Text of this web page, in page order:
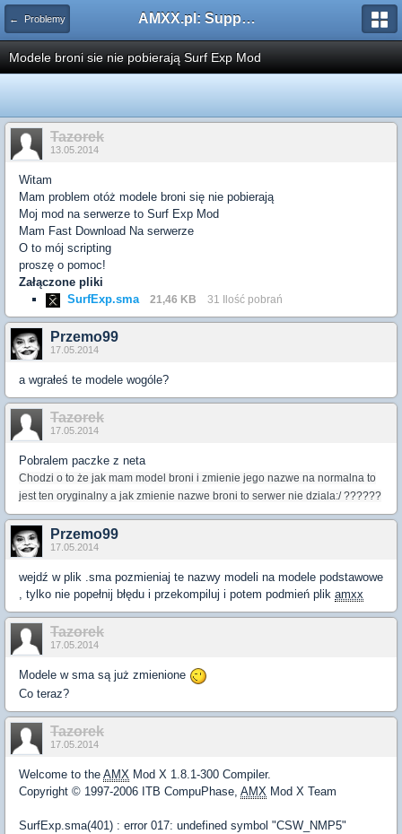
← Problemy AMXX.pl: Support AMX Mod X i SourceMod
Modele broni sie nie pobierają Surf Exp Mod
Tazorek
13.05.2014
Witam
Mam problem otóż modele broni się nie pobierają
Moj mod na serwerze to Surf Exp Mod
Mam Fast Download Na serwerze
O to mój scripting
proszę o pomoc!
Załączone pliki
SurfExp.sma
21,46 KB 31 Ilość pobrań
Przemo99
17.05.2014
a wgrałeś te modele wogóle?
Tazorek
17.05.2014
Pobralem paczke z neta
Chodzi o to że jak mam model broni i zmienie jego nazwe na normalna to
jest ten oryginalny a jak zmienie nazwe broni to serwer nie dziala:/ ??????
Przemo99
17.05.2014
wejdź w plik .sma pozmieniaj te nazwy modeli na modele podstawowe
, tylko nie popełnij błędu i przekompiluj i potem podmień plik amxx
Tazorek
17.05.2014
Modele w sma są już zmienione
Co teraz?
Tazorek
17.05.2014
Welcome to the AMX Mod X 1.8.1-300 Compiler.
Copyright © 1997-2006 ITB CompuPhase, AMX Mod X Team
SurfExp.sma(401) : error 017: undefined symbol "CSW_NMP5"